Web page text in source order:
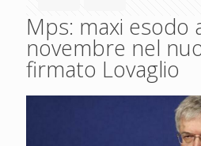
Mps: maxi esodo
novembre nel
firmato Lovaglio